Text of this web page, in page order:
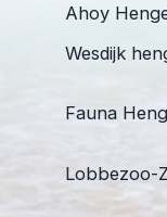
Ahoy
Wesdijk
Fauna
Lobbezoo-